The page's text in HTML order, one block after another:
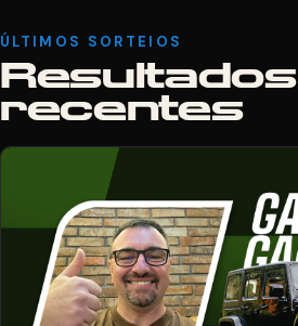
ÚLTIMOS SORTEIOS
Resultados
recentes